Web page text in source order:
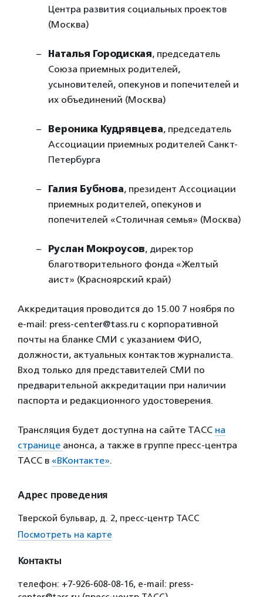
Центра развития социальных проектов
(Москва)
Наталья Городиская, председатель
Союза приемных родителей,
усыновителей, опекунов и попечителей и
их объединений (Москва)
Вероника Кудрявцева, председатель
Ассоциации приемных родителей Санкт-
Петербурга
Галия Бубнова, президент Ассоциации
приемных родителей, опекунов и
попечителей «Столичная семья» (Москва)
Руслан Мокроусов, директор
благотворительного фонда «Желтый
аист» (Красноярский край)
Аккредитация проводится до 15.00 7 ноября по
e-mail: press-center@tass.ru с корпоративной
почты на бланке СМИ с указанием ФИО,
должности, актуальных контактов журналиста.
Вход только для представителей СМИ по
предварительной аккредитации при наличии
паспорта и редакционного удостоверения.
Трансляция будет доступна на сайте ТАСС на
странице анонса, а также в группе пресс-центра
ТАСС в «ВКонтакте».
Адрес проведения
Тверской бульвар, д. 2, пресс-центр ТАСС
Посмотреть на карте
Контакты
телефон: +7-926-608-08-16, e-mail: press-